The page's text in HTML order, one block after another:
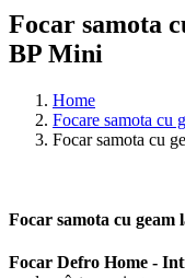
Focar samota
BP Mini
Home
Focare samota cu
Focar samota cu
Focar samota cu
Focar Defro Home -